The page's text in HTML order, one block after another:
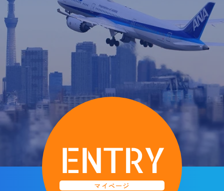
ENTRY
マイページ